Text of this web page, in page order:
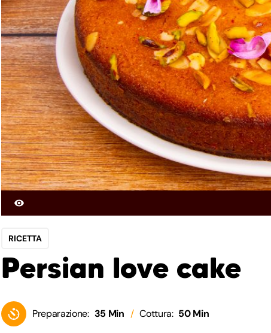
RICETTA
Persian love cake
Preparazione: 35 Min Cottura: 50 Min